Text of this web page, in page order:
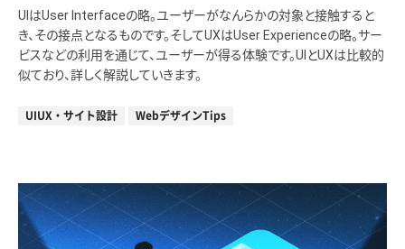
UIはUser Interfaceの略。ユーザーがなんらかの対象と接触すると
き、その接点となるものです。そしてUXはUser Experienceの略。サー
ビスなどの利用を通じて、ユーザーが得る体験です。UIとUXは比較的
似ており、詳しく解説していきます。
UIUX・サイト設計 WebデザインTips